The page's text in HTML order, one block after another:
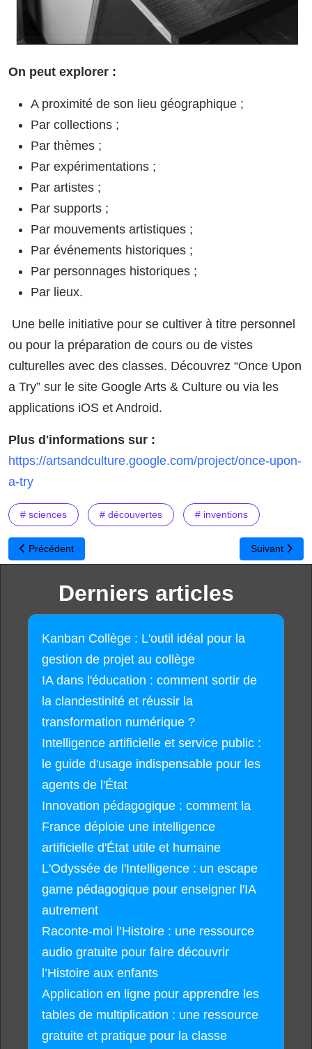
On peut explorer :
A proximité de son lieu géographique ;
Par collections ;
Par thèmes ;
Par expérimentations ;
Par artistes ;
Par supports ;
Par mouvements artistiques ;
Par événements historiques ;
Par personnages historiques ;
Par lieux.
Une belle initiative pour se cultiver à titre personnel
ou pour la préparation de cours ou de vistes
culturelles avec des classes. Découvrez “Once Upon
a Try” sur le site Google Arts & Culture ou via les
applications iOS et Android.
Plus d'informations sur :
https://artsandculture.google.com/project/once-upon-
a-try
# sciences # découvertes # inventions
Article précédent : Faq2Sciences : Une plateforme d'auto-
Précédent Article
Suivant
Derniers articles
Kanban Collège : L'outil idéal pour la
gestion de projet au collège
IA dans l'éducation : comment sortir de
la clandestinité et réussir la
transformation numérique ?
Intelligence artificielle et service public :
le guide d'usage indispensable pour les
agents de l'État
Innovation pédagogique : comment la
France déploie une intelligence
artificielle d'État utile et humaine
L'Odyssée de l'Intelligence : un escape
game pédagogique pour enseigner l'IA
autrement
Raconte-moi l’Histoire : une ressource
audio gratuite pour faire découvrir
l’Histoire aux enfants
Application en ligne pour apprendre les
tables de multiplication : une ressource
gratuite et pratique pour la classe